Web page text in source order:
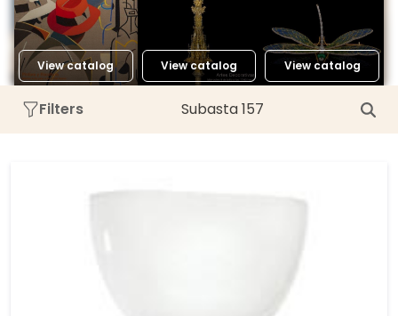
View catalog View catalog View catalog
Filters Subasta 157